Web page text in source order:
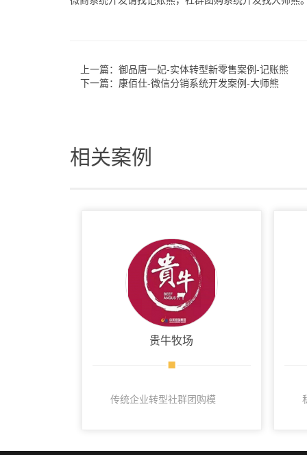
上一篇： 御品唐一妃-实体转型新零售案例-记账熊
下一篇： 康佰仕-微信分销系统开发案例-大师熊
相关案例
贵牛牧场
传统企业转型社群团购模